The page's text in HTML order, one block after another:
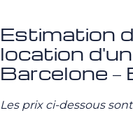
Estimation
location
Barcelone –
Les prix ci-dessous